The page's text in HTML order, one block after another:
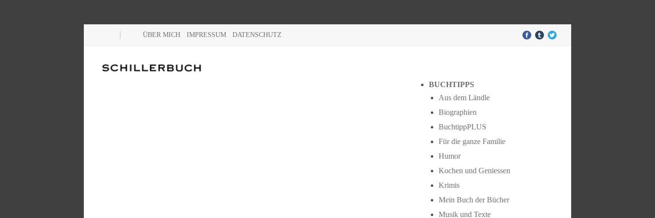
ÜBER MICH IMPRESSUM DATENSCHUTZ
BUCHTIPPS
Aus dem Ländle
Biographien
BuchtippPLUS
Für die ganze Familie
Humor
Kochen und Geniessen
Krimis
Mein Buch der Bücher
Musik und Texte